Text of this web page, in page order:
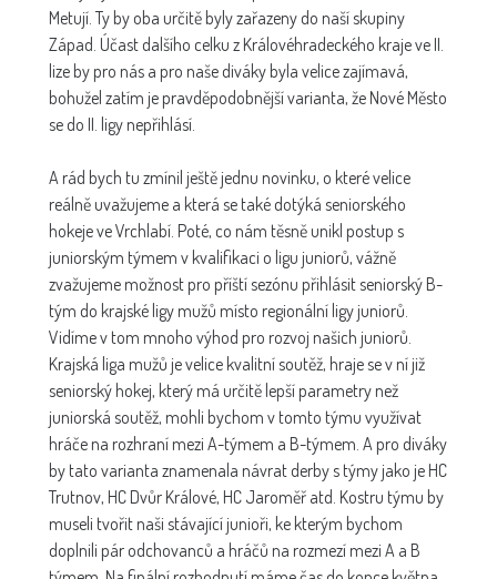
Metují. Ty by oba určitě byly zařazeny do naší skupiny
Západ. Účast dalšího celku z Královéhradeckého kraje ve II.
lize by pro nás a pro naše diváky byla velice zajímavá,
bohužel zatím je pravděpodobnější varianta, že Nové Město
se do II. ligy nepřihlásí.
A rád bych tu zmínil ještě jednu novinku, o které velice
reálně uvažujeme a která se také dotýká seniorského
hokeje ve Vrchlabí. Poté, co nám těsně unikl postup s
juniorským týmem v kvalifikaci o ligu juniorů, vážně
zvažujeme možnost pro příští sezónu přihlásit seniorský B-
tým do krajské ligy mužů místo regionální ligy juniorů.
Vidíme v tom mnoho výhod pro rozvoj našich juniorů.
Krajská liga mužů je velice kvalitní soutěž, hraje se v ní již
seniorský hokej, který má určitě lepší parametry než
juniorská soutěž, mohli bychom v tomto týmu využívat
hráče na rozhraní mezi A-týmem a B-týmem. A pro diváky
by tato varianta znamenala návrat derby s týmy jako je HC
Trutnov, HC Dvůr Králové, HC Jaroměř atd. Kostru týmu by
museli tvořit naši stávající junioři, ke kterým bychom
doplnili pár odchovanců a hráčů na rozmezí mezi A a B